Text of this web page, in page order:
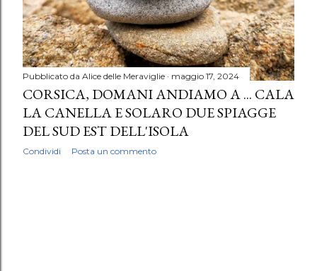
Pubblicato da Alice delle Meraviglie maggio 17, 2024
CORSICA, DOMANI ANDIAMO A ... CALA
LA CANELLA E SOLARO DUE SPIAGGE
DEL SUD EST DELL'ISOLA
Condividi Posta un commento